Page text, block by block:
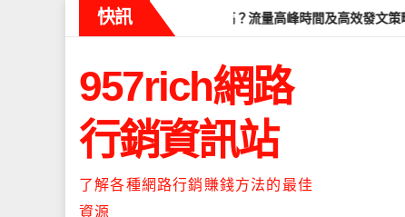
快訊
Threads什麼時候流量最高？流量高峰時間及高效發文策略攻略
957rich網路
行銷資訊站
了解各種網路行銷賺錢方法的最佳
資源